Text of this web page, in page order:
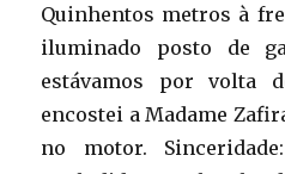
Quinhentos metros à
iluminado posto de
estávamos por volta
encostei a Madame
no motor.